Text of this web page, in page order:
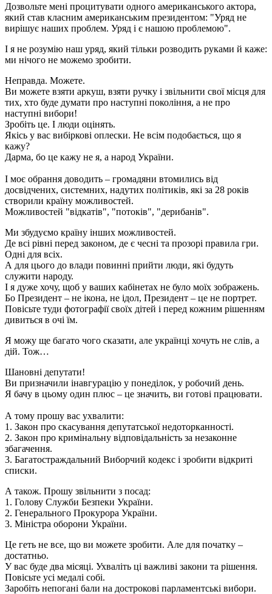
Дозвольте мені процитувати одного американського актора,
який став класним американським президентом: "Уряд не
вирішує наших проблем. Уряд і є нашою проблемою".
І я не розумію наш уряд, який тільки розводить руками й каже:
ми нічого не можемо зробити.
Неправда. Можете.
Ви можете взяти аркуш, взяти ручку і звільнити свої місця для
тих, хто буде думати про наступні покоління, а не про
наступні вибори!
Зробіть це. І люди оцінять.
Якісь у вас вибіркові оплески. Не всім подобається, що я
кажу?
Дарма, бо це кажу не я, а народ України.
І моє обрання доводить – громадяни втомились від
досвідчених, системних, надутих політиків, які за 28 років
створили країну можливостей.
Можливостей "відкатів", "потоків", "дерибанів".
Ми збудуємо країну інших можливостей.
Де всі рівні перед законом, де є чесні та прозорі правила гри.
Одні для всіх.
А для цього до влади повинні прийти люди, які будуть
служити народу.
І я дуже хочу, щоб у ваших кабінетах не було моїх зображень.
Бо Президент – не ікона, не ідол, Президент – це не портрет.
Повісьте туди фотографії своїх дітей і перед кожним рішенням
дивиться в очі їм.
Я можу ще багато чого сказати, але українці хочуть не слів, а
дій. Тож…
Шановні депутати!
Ви призначили інавгурацію у понеділок, у робочий день.
Я бачу в цьому один плюс – це значить, ви готові працювати.
А тому прошу вас ухвалити:
1. Закон про скасування депутатської недоторканності.
2. Закон про кримінальну відповідальність за незаконне
збагачення.
3. Багатостраждальний Виборчий кодекс і зробити відкриті
списки.
А також. Прошу звільнити з посад:
1. Голову Служби Безпеки України.
2. Генерального Прокурора України.
3. Міністра оборони України.
Це геть не все, що ви можете зробити. Але для початку –
достатньо.
У вас буде два місяці. Ухваліть ці важливі закони та рішення.
Повісьте усі медалі собі.
Заробіть непогані бали на дострокові парламентські вибори.